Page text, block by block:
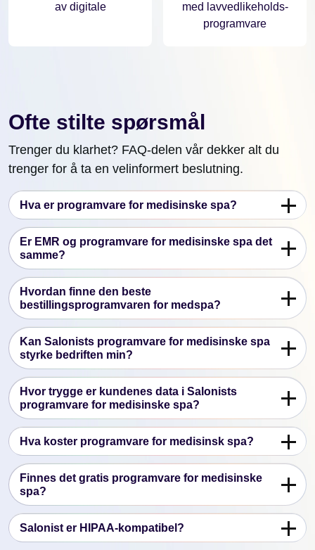
av digitale
med lavvedlikeholds-
programvare
Ofte stilte spørsmål
Trenger du klarhet? FAQ-delen vår dekker alt du
trenger for å ta en velinformert beslutning.
Hva er programvare for medisinske spa?
Er EMR og programvare for medisinske spa det
samme?
Hvordan finne den beste
bestillingsprogramvaren for medspa?
Kan Salonists programvare for medisinske spa
styrke bedriften min?
Hvor trygge er kundenes data i Salonists
programvare for medisinske spa?
Hva koster programvare for medisinsk spa?
Finnes det gratis programvare for medisinske
spa?
Salonist er HIPAA-kompatibel?